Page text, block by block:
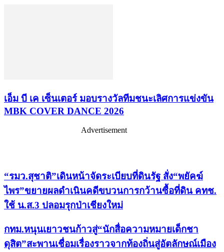
เอ็ม บี เค เซ็นเตอร์ มอบรางวัลทีมชนะเลิศการแข่งขัน
MBK COVER DANCE 2026
Advertisement
“รมว.สุชาติ”เดินหน้าจัดระเบียบที่ดินรัฐ สั่ง“พยัคฆ์
ไพร”ขยายผลดำเนินคดีขบวนการกว้านซื้อที่ดิน คทช.
ใช้ น.ส.3 ปลอมรุกป่าเชียงใหม่
กทม.หนุนเยาวชนก้าวสู่“นักสื่อความหมายเด็กชา
ดุสิต”สะพานเชื่อมเรื่องราวจากท้องถิ่นสู่อัตลักษณ์เมือง